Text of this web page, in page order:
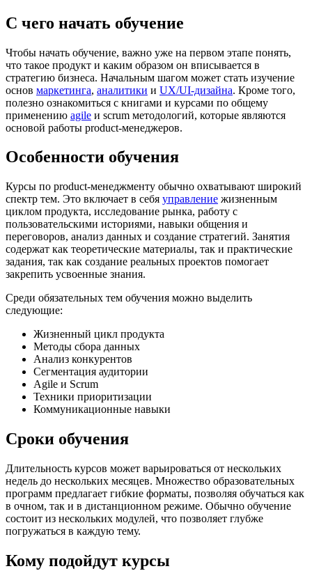
С чего начать обучение
Чтобы начать обучение, важно уже на первом этапе понять,
что такое продукт и каким образом он вписывается в
стратегию бизнеса. Начальным шагом может стать изучение
основ маркетинга, аналитики и UX/UI-дизайна. Кроме того,
полезно ознакомиться с книгами и курсами по общему
применению agile и scrum методологий, которые являются
основой работы product-менеджеров.
Особенности обучения
Курсы по product-менеджменту обычно охватывают широкий
спектр тем. Это включает в себя управление жизненным
циклом продукта, исследование рынка, работу с
пользовательскими историями, навыки общения и
переговоров, анализ данных и создание стратегий. Занятия
содержат как теоретические материалы, так и практические
задания, так как создание реальных проектов помогает
закрепить усвоенные знания.
Среди обязательных тем обучения можно выделить
следующие:
Жизненный цикл продукта
Методы сбора данных
Анализ конкурентов
Сегментация аудитории
Agile и Scrum
Техники приоритизации
Коммуникационные навыки
Сроки обучения
Длительность курсов может варьироваться от нескольких
недель до нескольких месяцев. Множество образовательных
программ предлагает гибкие форматы, позволяя обучаться как
в очном, так и в дистанционном режиме. Обычно обучение
состоит из нескольких модулей, что позволяет глубже
погружаться в каждую тему.
Кому подойдут курсы